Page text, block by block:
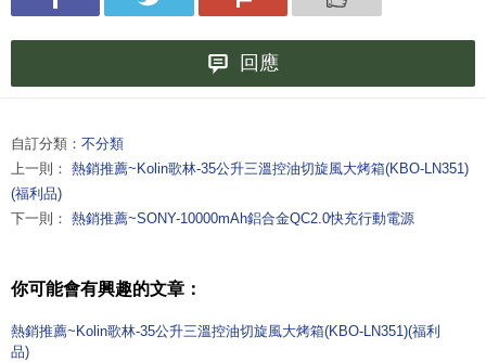
回應
自訂分類： 不分類
上一則： 熱銷推薦~Kolin歌林-35公升三溫控油切旋風大烤箱(KBO-LN351)
(福利品)
下一則： 熱銷推薦~SONY-10000mAh鋁合金QC2.0快充行動電源
你可能會有興趣的文章：
熱銷推薦~Kolin歌林-35公升三溫控油切旋風大烤箱(KBO-LN351)(福利
品)